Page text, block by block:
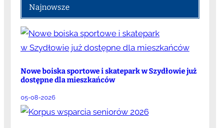
Najnowsze
Nowe boiska sportowe i skatepark w Szydłowie już
dostępne dla mieszkańców
05-08-2026